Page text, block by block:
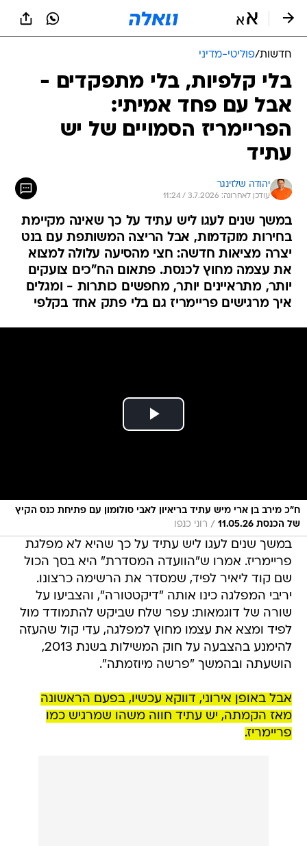
חדשות/פוליטי-מדיני
בלי קלפיות, בלי מתפקדים -
אבל עם פחד אמיתי:
הפריימריז הסמויים של יש
עתיד
יהודה שלזינגר
עודכן לאחרונה: 3.7.2026 / 11:24
במשך שנים לעגו ליש עתיד על כך שאינה מקיימת
בחירות מוקדמות, אבל הריצה המשותפת עם בנט
יצרה מציאות חדשה: חצי מהסיעה עלולה למצוא
את עצמה מחוץ לכנסת. פתאום הח"כים צועקים
יותר, מתראיינים יותר, מחפשים כותרות - ומגלים
איך מרגישים פריימריז גם בלי פתק אחד בקלפי
ח"כ מירב בן ארי מיש עתיד בריאיון לאבי סולומון עם פתיחת כנס הקיץ
של הכנסת 11.05.26
/ רוני כנפו
במשך שנים לעגו ליש עתיד על כך שהיא לא מפלגת
פריימריז. אמרו ש"הוועדה המסדרת" היא בסך הכול
שם קוד ליאיר לפיד, שמסדר את הרשימה כרצונו.
יריבי המפלגה כינו אותה "דיקטטורה", והצביעו על
שורה של דוגמאות: עפר שלח שביקש להתמודד מול
לפיד ומצא את עצמו מחוץ למפלגה, עדי קול שהעזה
להימנע בהצבעה על חוק המשילות בשנת 2013,
הושעתה ובהמשך "פרשה מיוזמתה".
אבל באופן אירוני, דווקא עכשיו, בפעם הראשונה
מאז הקמתה, יש עתיד חווה משהו שמרגיש כמו
פריימריז.